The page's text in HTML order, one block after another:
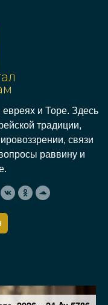
и Торе. Здесь
традиции,
связи
раввину и